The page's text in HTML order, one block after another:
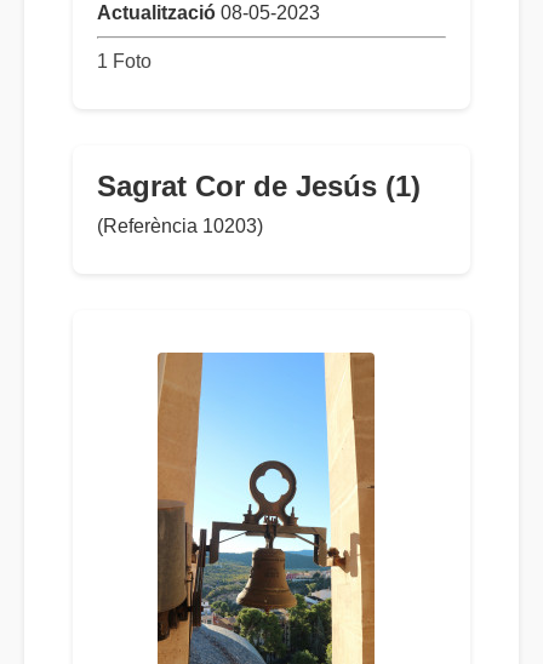
Actualització 08-05-2023
1 Foto
Sagrat Cor de Jesús (1)
(Referència 10203)